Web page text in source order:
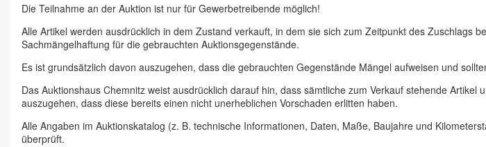
Die Teilnahme an der Auktion ist nur für Gewerbetreibende möglich!
Alle Artikel werden ausdrücklich in dem Zustand verkauft, in dem sie sich zum Zeitpunkt des Zuschlags
Sachmängelhaftung für die gebrauchten Auktionsgegenstände.
Es ist grundsätzlich davon auszugehen, dass die gebrauchten Gegenstände Mängel aufweisen und
Das Auktionshaus Chemnitz weist ausdrücklich darauf hin, dass sämtliche zum Verkauf stehende
auszugehen, dass diese bereits einen nicht unerheblichen Vorschaden erlitten haben.
Alle Angaben im Auktionskatalog (z. B. technische Informationen, Daten, Maße, Baujahre und
überprüft.